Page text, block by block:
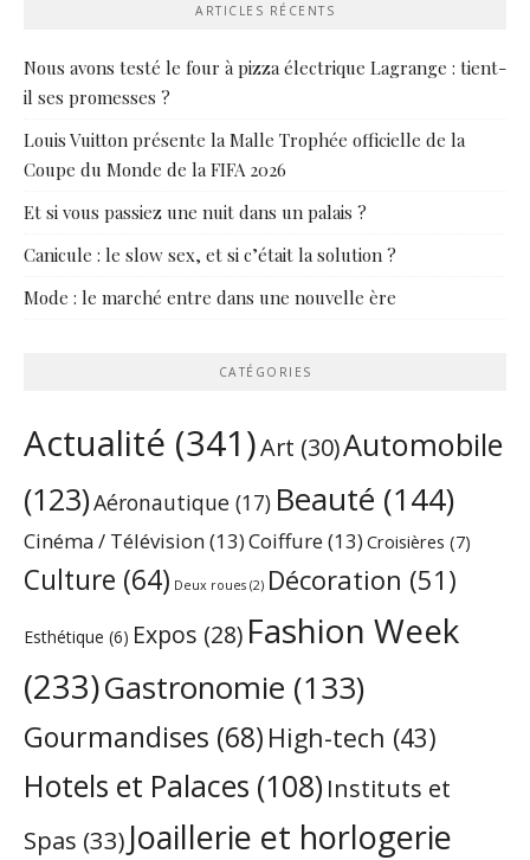
ARTICLES RÉCENTS
Nous avons testé le four à pizza électrique Lagrange : tient-
il ses promesses ?
Louis Vuitton présente la Malle Trophée officielle de la
Coupe du Monde de la FIFA 2026
Et si vous passiez une nuit dans un palais ?
Canicule : le slow sex, et si c’était la solution ?
Mode : le marché entre dans une nouvelle ère
CATÉGORIES
Actualité (341)Art (30)Automobile
(123)Aéronautique (17) Beauté (144)
Cinéma / Télévision(13)Coiffure(13) Croisières (7)
Culture (64) Deux roues (2) Décoration (51)
Esthétique (6) Expos (28) Fashion Week
(233)Gastronomie (133)
Gourmandises (68) High-tech (43)
Hotels et Palaces (108) Instituts et
Spas (33) Joaillerie et horlogerie